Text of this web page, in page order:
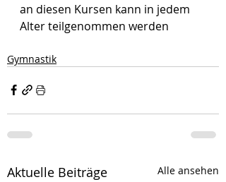
an diesen Kursen kann in jedem
Alter teilgenommen werden
Gymnastik
Aktuelle Beiträge Alle ansehen